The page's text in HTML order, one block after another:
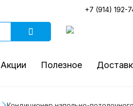
+7 (914) 192-
Акции Полезное